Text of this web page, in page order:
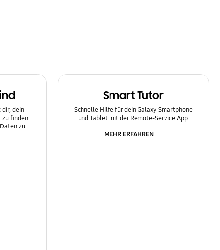
dir, dein
zu finden
zu
Smart Tutor
Schnelle Hilfe für dein Galaxy Smartphone
und Tablet mit der Remote-Service App.
MEHR ERFAHREN